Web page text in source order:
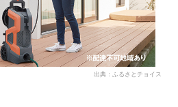
出典：ふるさとチョイス